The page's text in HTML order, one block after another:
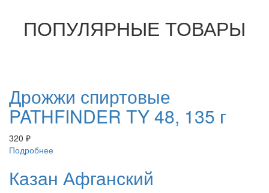
ПОПУЛЯРНЫЕ ТОВАРЫ
Дрожжи спиртовые
PATHFINDER TY 48, 135 г
320 ₽
Подробнее
Казан Афганский